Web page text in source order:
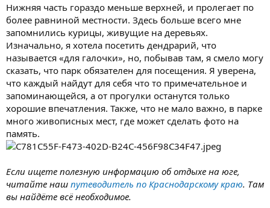
Нижняя часть гораздо меньше верхней, и пролегает по
более равниной местности. Здесь больше всего мне
запомнились курицы, живущие на деревьях.
Изначально, я хотела посетить дендрарий, что
называется «для галочки», но, побывав там, я смело могу
сказать, что парк обязателен для посещения. Я уверена,
что каждый найдут для себя что то примечательное и
запоминающейся, а от прогулки останутся только
хорошие впечатления. Также, что не мало важно, в парке
много живописных мест, где может сделать фото на
память.
Если ищете полезную информацию об отдыхе на юге,
читайте наш путеводитель по Краснодарскому краю. Там
вы найдёте всё необходимое.